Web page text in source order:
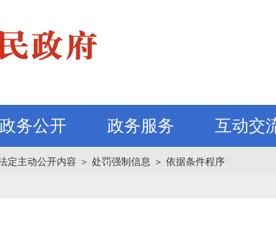
政务公开 政务服务 互动交
定主动公开内容 ＞ 处罚强制信息 ＞ 依据条件程序